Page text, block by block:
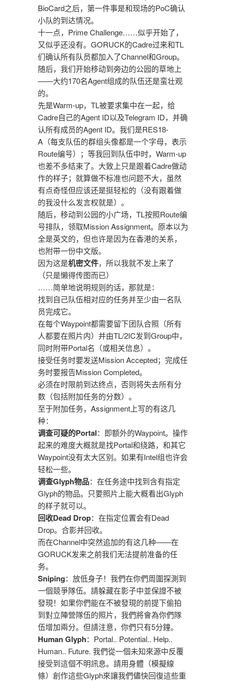
BioCard之后，第一件事是和现场的PoC确认
小队的到达情况。
十一点，Prime Challenge……似乎开始了，
又似乎还没有。GORUCK的Cadre过来和TL
们确认所有队员都加入了Channel和Group。
随后，我们开始移动到旁边的公园的草地上
——大约170名Agent组成的队伍还是蛮壮观
的。
先是Warm-up，TL被要求集中在一起，给
Cadre自己的Agent ID以及Telegram ID，并确
认所有成员的Agent ID。我们是RES18-
A（每支队伍的群组头像都是一个字母，表示
Route编号）；等我回到队伍中时，Warm-up
也差不多结束了。大致上只是跟着Cadre做动
作的样子；就算做不标准也问题不大，虽然
有点奇怪但应该还是挺轻松的（没有跟着做
的我没什么发言权就是）。
随后，移动到公园的小广场，TL按照Route编
号排队，领取Mission Assignment。原本以为
全是英文的，但也许是因为在香港的关系，
也附带一份中文版。
因为这是机密文件，所以我就不发上来了
（只是懒得传图而已）
……简单地说明规则的话，那就是：
找到自己队伍相对应的任务并至少由一名队
员完成它。
在每个Waypoint都需要留下团队合照（所有
人都要在照片内）并由TL/2IC发到Group中，
同时附带Portal名（或相关信息）。
接受任务时要发送Mission Accepted；完成任
务时要报告Mission Completed。
必须在时限前到达终点，否则将失去所有分
数（包括附加任务的分数）。
至于附加任务，Assignment上写的有这几
种：
调查可疑的Portal：即额外的Waypoint。操作
起来的难度大概就是找Portal和绕路，和其它
Waypoint没有太大区别。如果有Intel组也许会
轻松一些。
调查Glyph物品：在任务途中找到含有指定
Glyph的物品。只要照片上能大概看出Glyph
的样子就可以。
回收Dead Drop：在指定位置会有Dead
Drop。合影并回收。
而在Channel中突然追加的有这几种——在
GORUCK发来之前我们无法提前准备的任
务。
Sniping：放低身子！我們在你們周圍探測到
一個競爭隊伍。請躲藏在影子中並保證不被
發現！如果你們能在不被發現的前提下偷拍
到對立陣營隊伍的照片，我們將會為你們隊
伍增加兩分。但請注意，你們只有5分鐘。
Human Glyph：Portal.. Potential.. Help..
Human.. Future. 我們從一個未知來源中反覆
接受到這個不明訊息。請用身體（模擬線
條）創作這些Glyph來讓我們儘快回復這些重